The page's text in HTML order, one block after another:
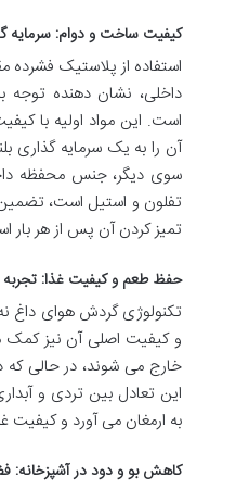
کیفیت ساخت و دوام: سرمایه
استفاده از پلاستیک
است. این مواد اولیه با
آن را به یک سرمایه گذاری
سوی دیگر، جنس محفظه
تفلون و استیل است،
تمیز کردن آن پس از هر بار
حفظ طعم و کیفیت غذا: تجربه
تکنولوژی گردش هوای داغ
و کیفیت اصلی آن نیز کمک
خارج می شوند، در حالی که
این تعادل بین تردی و
به ارمغان می آورد و کیفیت
کاهش بو و دود در آشپزخانه: